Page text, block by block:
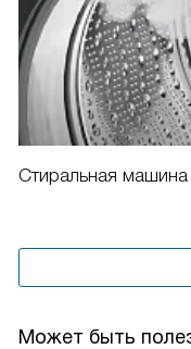
Стиральная
Может быть